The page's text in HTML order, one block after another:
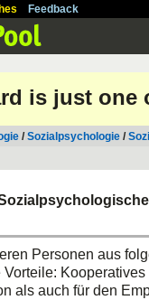
Feedback
is just one
/Sozialpsychologie /
Personen aus
Vorteile:
als auch für den